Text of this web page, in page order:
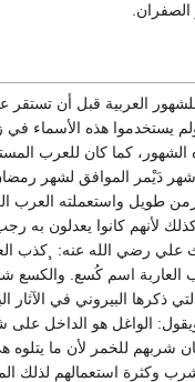
العربية قبل أن تستقر
يستخدموا هذه الأسماء
الشهور، كما كان للعرب
شهر دَيْمر الموافق لشهر
طويل واستعملته العرب
لأنهم كانوا يعدلون به
علي رضي الله عنه: ¸كذب
العاربة اسم كُسع. والكسع
ذكرها البيروني في الآثار
الواغل هو الداخل على
للخمر لأن ما يتلوه
وكثرة استعمالهم لذلك